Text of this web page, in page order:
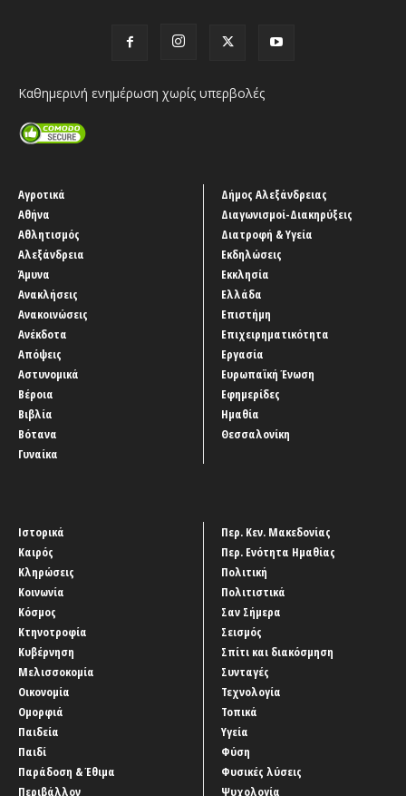
Καθημερινή ενημέρωση χωρίς υπερβολές
Αγροτικά
Αθήνα
Αθλητισμός
Αλεξάνδρεια
Άμυνα
Ανακλήσεις
Ανακοινώσεις
Ανέκδοτα
Απόψεις
Αστυνομικά
Βέροια
Βιβλία
Βότανα
Γυναίκα
Δήμος Αλεξάνδρειας
Διαγωνισμοί-Διακηρύξεις
Διατροφή & Υγεία
Εκδηλώσεις
Εκκλησία
Ελλάδα
Επιστήμη
Επιχειρηματικότητα
Εργασία
Ευρωπαϊκή Ένωση
Εφημερίδες
Ημαθία
Θεσσαλονίκη
Ιστορικά
Καιρός
Κληρώσεις
Κοινωνία
Κόσμος
Κτηνοτροφία
Κυβέρνηση
Μελισσοκομία
Οικονομία
Ομορφιά
Παιδεία
Παιδί
Παράδοση & Έθιμα
Περιβάλλον
Περ. Κεν. Μακεδονίας
Περ. Ενότητα Ημαθίας
Πολιτική
Πολιτιστικά
Σαν Σήμερα
Σεισμός
Σπίτι και διακόσμηση
Συνταγές
Τεχνολογία
Τοπικά
Υγεία
Φύση
Φυσικές λύσεις
Ψυχολογία